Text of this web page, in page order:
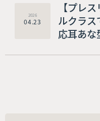
実態が
腰」だ
「きこえ
2026
04.23
【プレ
ルクラ
応耳あ